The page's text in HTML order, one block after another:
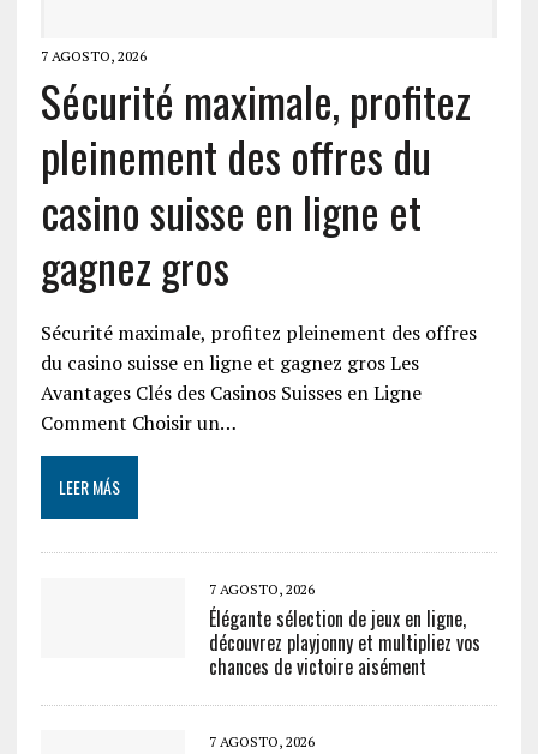
7 AGOSTO, 2026
Sécurité maximale, profitez
pleinement des offres du
casino suisse en ligne et
gagnez gros
Sécurité maximale, profitez pleinement des offres
du casino suisse en ligne et gagnez gros Les
Avantages Clés des Casinos Suisses en Ligne
Comment Choisir un…
LEER MÁS
7 AGOSTO, 2026
Élégante sélection de jeux en ligne,
découvrez playjonny et multipliez vos
chances de victoire aisément
7 AGOSTO, 2026